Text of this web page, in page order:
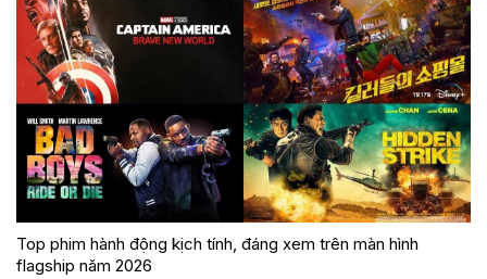
Top phim hành động kịch tính, đáng xem trên màn hình
flagship năm 2026